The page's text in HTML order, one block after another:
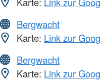
Bergwacht
Karte: Link zur
Bergwacht
Karte: Link zur